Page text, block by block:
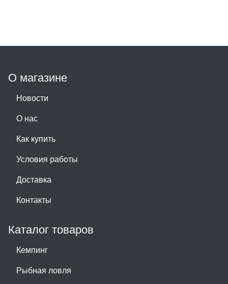
О магазине
Новости
О нас
Как купить
Условия работы
Доставка
Контакты
Каталог товаров
Кемпинг
Рыбная ловля